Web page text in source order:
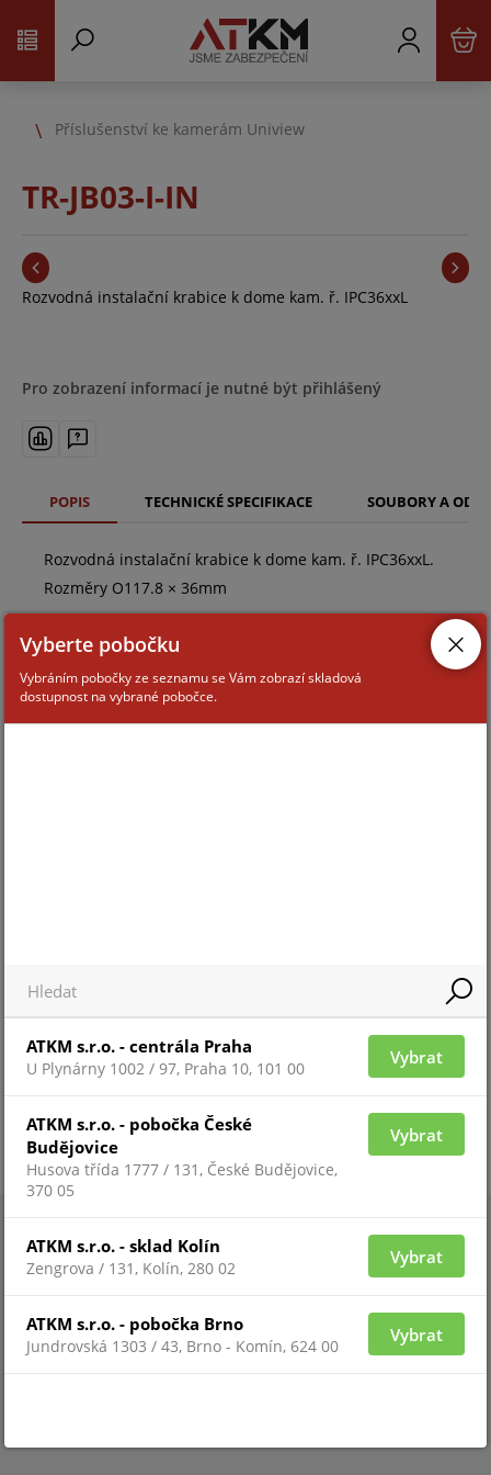
Příslušenství ke kamerám Uniview
TR-JB03-I-IN
Rozvodná instalační krabice k dome kam. ř. IPC36xxL
Pro zobrazení informací je nutné být přihlášený
POPIS TECHNICKÉ SPECIFIKACE SOUBORY A
Rozvodná instalační krabice k dome kam. ř. IPC36xxL.
Rozměry O117.8 × 36mm
Vyberte pobočku
Vybráním pobočky ze seznamu se Vám zobrazí skladová
dostupnost na vybrané pobočce.
ATKM s.r.o. - centrála Praha
U Plynárny 1002 / 97, Praha 10, 101 00
Vybrat
ATKM s.r.o. - pobočka České
Budějovice
Husova třída 1777 / 131, České Budějovice,
370 05
Vybrat
ATKM s.r.o. - sklad Kolín
Zengrova / 131, Kolín, 280 02
Vybrat
ATKM s.r.o. - pobočka Brno
Jundrovská 1303 / 43, Brno - Komín, 624 00
Vybrat